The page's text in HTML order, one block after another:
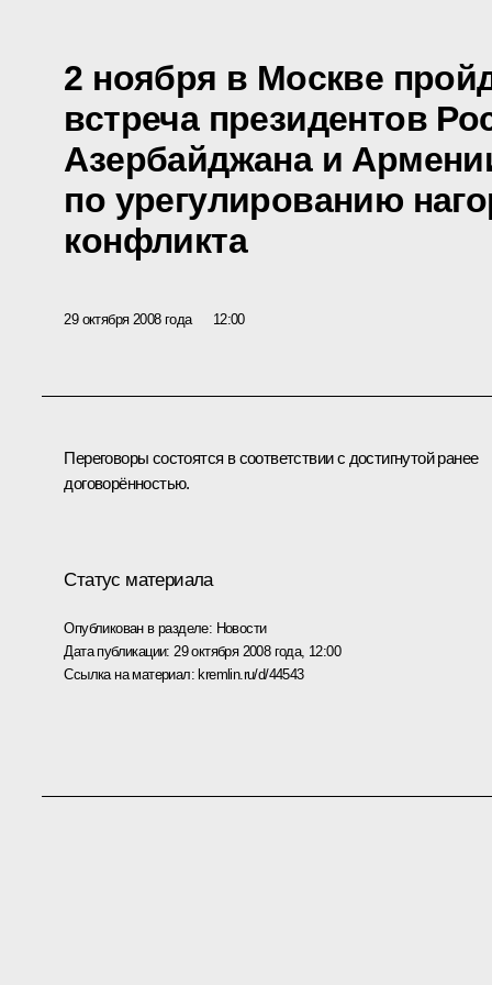
2 ноября в Москве
встреча президентов
Азербайджана и
по урегулированию
конфликта
29 октября 2008 года 12:00
Переговоры состоятся в соответствии с достигнутой ранее
договорённостью.
Статус материала
Опубликован в разделе: Новости
Дата публикации: 29 октября 2008 года, 12:00
Ссылка на материал:kremlin.ru/d/44543